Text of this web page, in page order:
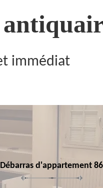
immédiat
Débarras d'appartement 86